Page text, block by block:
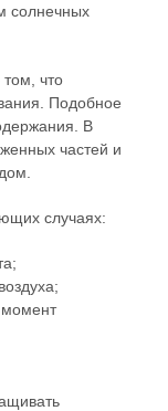
солнечных
что
Подобное
В
частей и
случаях: